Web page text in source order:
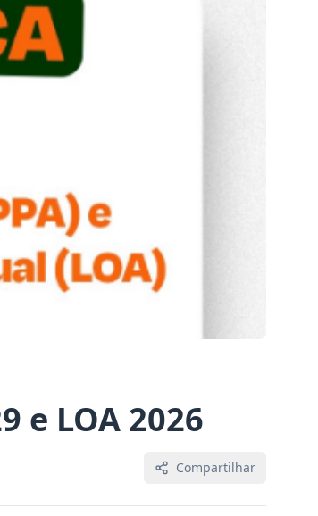
e LOA 2026
Compartilhar